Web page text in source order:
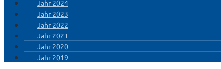
Jahr 2024
Jahr 2023
Jahr 2022
Jahr 2021
Jahr 2020
Jahr 2019